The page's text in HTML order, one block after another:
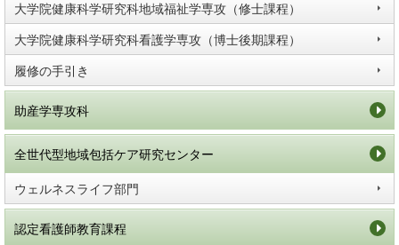
大学院健康科学研究科地域福祉学専攻（修士課程）
大学院健康科学研究科看護学専攻（博士後期課程）
履修の手引き
助産学専攻科
全世代型地域包括ケア研究センター
ウェルネスライフ部門
認定看護師教育課程